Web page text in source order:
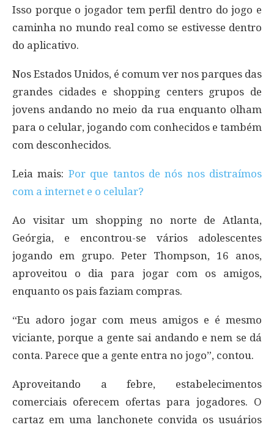
Isso porque o jogador tem perfil dentro do jogo e
caminha no mundo real como se estivesse dentro
do aplicativo.
Nos Estados Unidos, é comum ver nos parques das
grandes cidades e shopping centers grupos de
jovens andando no meio da rua enquanto olham
para o celular, jogando com conhecidos e também
com desconhecidos.
Leia mais: Por que tantos de nós nos distraímos
com a internet e o celular?
Ao visitar um shopping no norte de Atlanta,
Geórgia, e encontrou-se vários adolescentes
jogando em grupo. Peter Thompson, 16 anos,
aproveitou o dia para jogar com os amigos,
enquanto os pais faziam compras.
“Eu adoro jogar com meus amigos e é mesmo
viciante, porque a gente sai andando e nem se dá
conta. Parece que a gente entra no jogo”, contou.
Aproveitando a febre, estabelecimentos
comerciais oferecem ofertas para jogadores. O
cartaz em uma lanchonete convida os usuários